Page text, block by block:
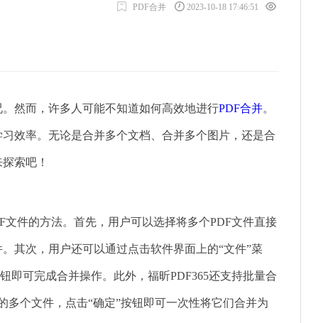
PDF合并 2023-10-18 17:46:51
然而，许多人可能不知道如何高效地进行PDF合并。
效率。无论是合并多个文档、合并多个图片，还是合
索吧！
件的方法。首先，用户可以选择将多个PDF文件直接
其次，用户还可以通过点击软件界面上的“文件”菜
即可完成合并操作。此外，福昕PDF365还支持批量合
个文件，点击“确定”按钮即可一次性将它们合并为